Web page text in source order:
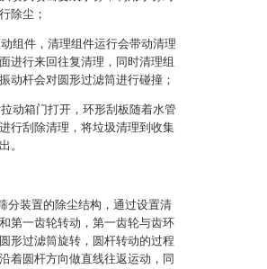
除尘；
组件，清理组件运行会带动清理
进行来回往复清理，同时清理组
动杆会对圆形过滤筒进行碰撞；
动箱门打开，环形刮板随着水管
行刮除清理，将垃圾清理到收集
。
分装置的除尘结构，通过设置清
第一齿轮转动，第一齿轮与齿环
形过滤筒旋转，圆杆转动的过程
着圆杆方向做直线往返运动，同